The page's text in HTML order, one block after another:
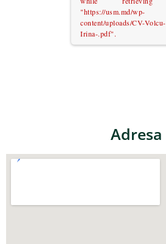
"https://usm.md/wp-
content/uploads/CV-Volcu-
Irina-.pdf".
Adresa